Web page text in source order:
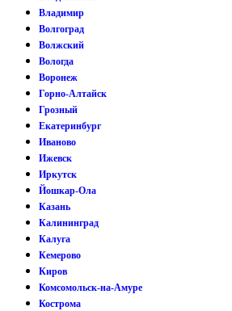
Владимир
Волгоград
Волжский
Вологда
Воронеж
Горно-Алтайск
Грозный
Екатеринбург
Иваново
Ижевск
Иркутск
Йошкар-Ола
Казань
Калининград
Калуга
Кемерово
Киров
Комсомольск-на-Амуре
Кострома